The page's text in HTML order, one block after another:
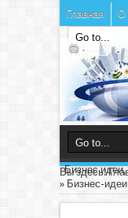
Главная О
Бизнес
Вы здесь:
» Бизнес-